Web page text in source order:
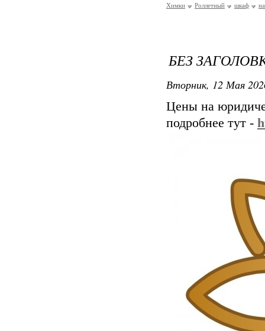
Химки
Роллетный шкаф на
БЕЗ
Вторник, 12 Мая
Цены на
подробнее тут -